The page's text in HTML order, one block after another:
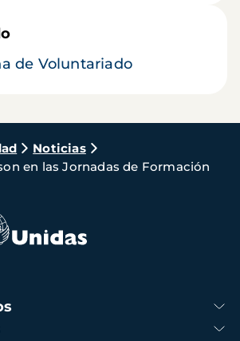
de Voluntariado
Noticias
en las Jornadas de Formación